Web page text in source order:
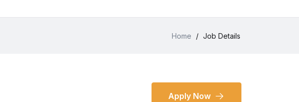
Home / Job Details
Apply Now